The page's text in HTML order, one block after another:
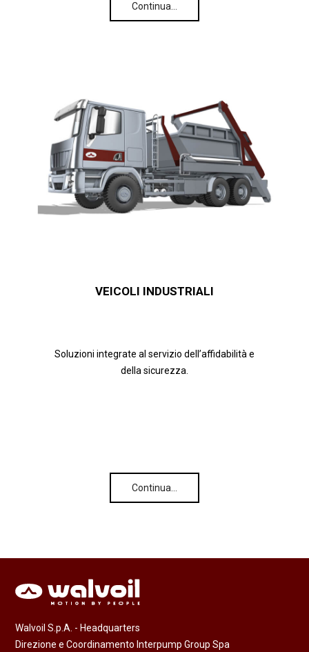
Continua…
VEICOLI INDUSTRIALI
Soluzioni integrate al servizio dell’affidabilità e
della sicurezza.
Continua…
Walvoil S.p.A. - Headquarters
Direzione e Coordinamento Interpump Group Spa